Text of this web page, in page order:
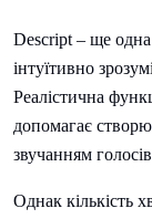
Descript – ще одна
інтуїтивно
Реалістична
допомагає
звучанням
Однак кількість